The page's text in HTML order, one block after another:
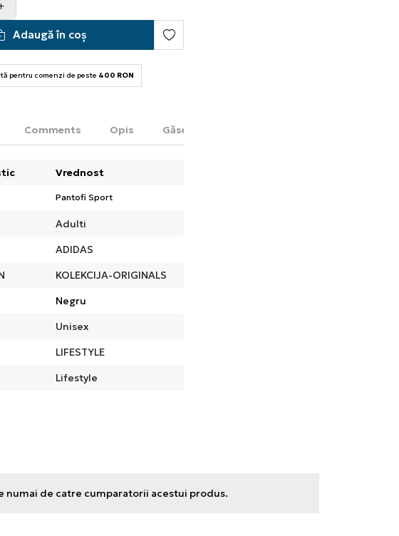
Adaugă în coș
pentru comenzi de peste 400 RON
Comments Opis Găsește în magazin
Vrednost
Pantofi Sport
Adulti
ADIDAS
KOLEKCIJA-ORIGINALS
Negru
Unisex
LIFESTYLE
Lifestyle
numai de catre cumparatorii acestui produs.